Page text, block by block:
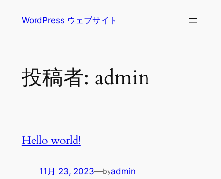
WordPress ウェブサイト
投稿者: admin
Hello world!
11月 23, 2023—byadmin